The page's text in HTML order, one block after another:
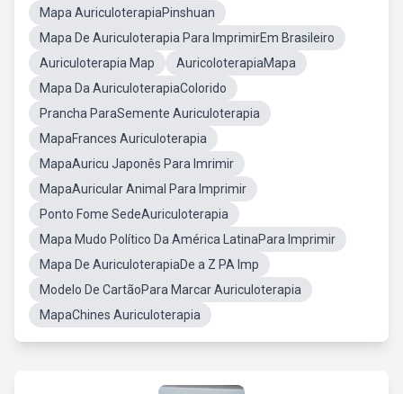
Mapa AuriculoterapiaPinshuan
Mapa De Auriculoterapia Para ImprimirEm Brasileiro
Auriculoterapia Map
AuricoloterapiaMapa
Mapa Da AuriculoterapiaColorido
Prancha ParaSemente Auriculoterapia
MapaFrances Auriculoterapia
MapaAuricu Japonês Para Imrimir
MapaAuricular Animal Para Imprimir
Ponto Fome SedeAuriculoterapia
Mapa Mudo Político Da América LatinaPara Imprimir
Mapa De AuriculoterapiaDe a Z PA Imp
Modelo De CartãoPara Marcar Auriculoterapia
MapaChines Auriculoterapia